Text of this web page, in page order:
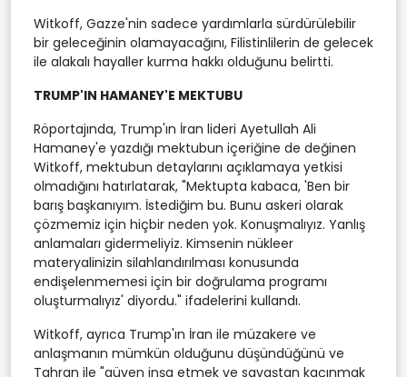
Witkoff, Gazze'nin sadece yardımlarla sürdürülebilir
bir geleceğinin olamayacağını, Filistinlilerin de gelecek
ile alakalı hayaller kurma hakkı olduğunu belirtti.
TRUMP'IN HAMANEY'E MEKTUBU
Röportajında, Trump'ın İran lideri Ayetullah Ali
Hamaney'e yazdığı mektubun içeriğine de değinen
Witkoff, mektubun detaylarını açıklamaya yetkisi
olmadığını hatırlatarak, "Mektupta kabaca, 'Ben bir
barış başkanıyım. İstediğim bu. Bunu askeri olarak
çözmemiz için hiçbir neden yok. Konuşmalıyız. Yanlış
anlamaları gidermeliyiz. Kimsenin nükleer
materyalinizin silahlandırılması konusunda
endişelenmemesi için bir doğrulama programı
oluşturmalıyız' diyordu." ifadelerini kullandı.
Witkoff, ayrıca Trump'ın İran ile müzakere ve
anlaşmanın mümkün olduğunu düşündüğünü ve
Tahran ile "güven inşa etmek ve savaştan kaçınmak